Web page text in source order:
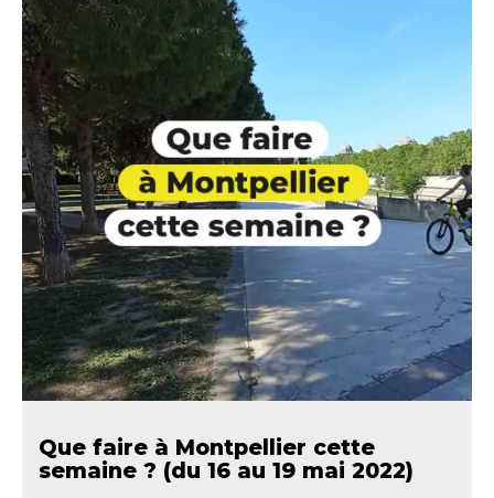
Que faire à Montpellier cette
semaine ? (du 16 au 19 mai 2022)